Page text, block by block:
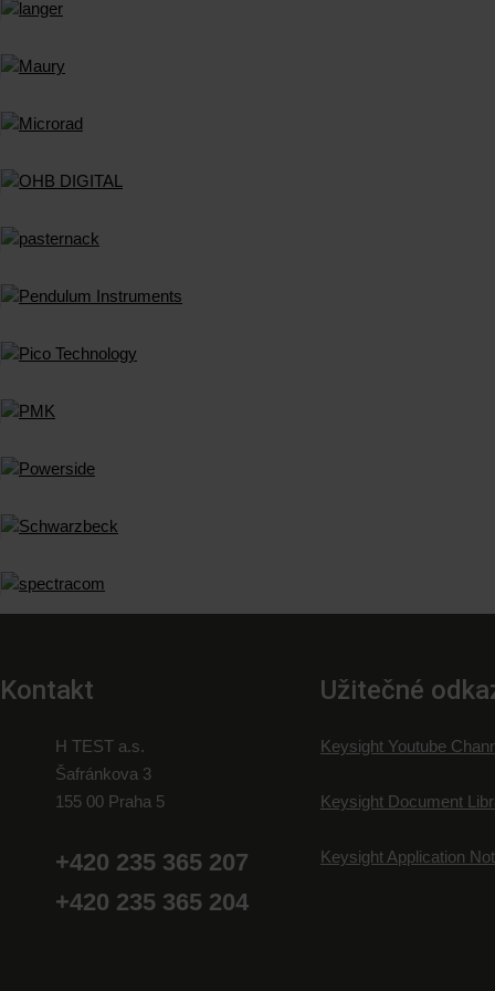
Kontakt
H TEST a.s.
Šafránkova 3
155 00 Praha 5
+420 235 365 207
+420 235 365 204
Užitečné
Keysight Youtube
Keysight Document
Keysight Application